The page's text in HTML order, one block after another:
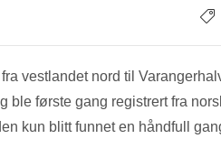
vestlandet nord til
ble første gang registrert fra
kun blitt funnet en håndfull